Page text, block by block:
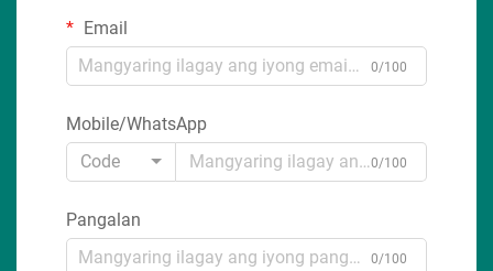
Email
0/100
Mobile/WhatsApp
Code
0/100
Pangalan
0/100